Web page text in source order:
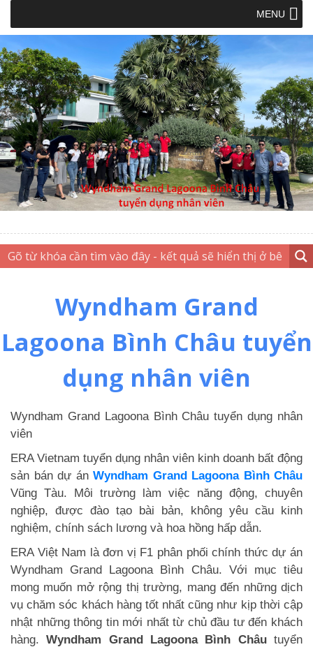
MENU
Wyndham Grand
Lagoona Bình Châu tuyển
dụng nhân viên
Wyndham Grand Lagoona Bình Châu tuyển dụng nhân
viên
ERA Vietnam tuyển dụng nhân viên kinh doanh bất động
sản bán dự án Wyndham Grand Lagoona Bình Châu
Vũng Tàu. Môi trường làm việc năng động, chuyên
nghiệp, được đào tạo bài bản, không yêu cầu kinh
nghiệm, chính sách lương và hoa hồng hấp dẫn.
ERA Việt Nam là đơn vị F1 phân phối chính thức dự án
Wyndham Grand Lagoona Bình Châu. Với mục tiêu
mong muốn mở rộng thị trường, mang đến những dịch
vụ chăm sóc khách hàng tốt nhất cũng như kịp thời cập
nhật những thông tin mới nhất từ chủ đầu tư đến khách
hàng.Wyndham Grand Lagoona Bình Châutuyển